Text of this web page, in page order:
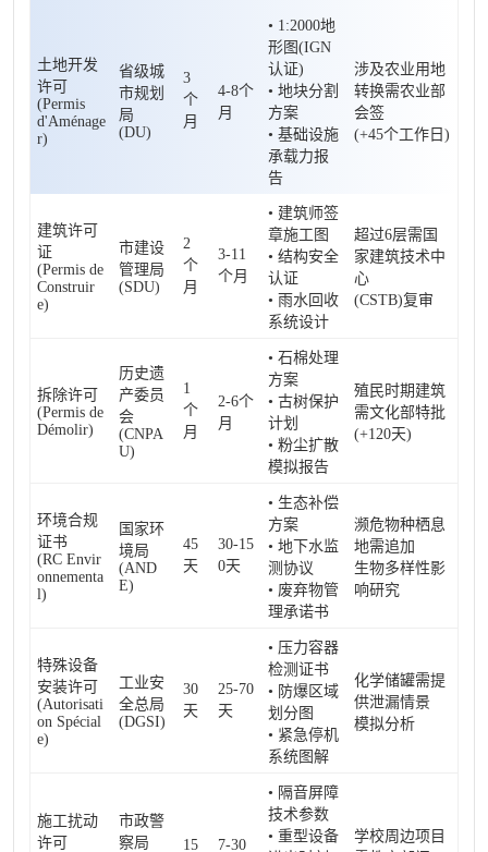
土地开发
许可
(Permis
d'Aménage
r)
省级城
市规划
局
(DU)
3
个
月
4-8个
月
• 1:2000地
形图(IGN
认证)
• 地块分割
方案
• 基础设施
承载力报
告
涉及农业用地
转换需农业部
会签
(+45个工作日)
建筑许可
证
(Permis de
Construir
e)
市建设
管理局
(SDU)
2
个
月
3-11
个月
• 建筑师签
章施工图
• 结构安全
认证
• 雨水回收
系统设计
超过6层需国
家建筑技术中
心
(CSTB)复审
拆除许可
(Permis de
Démolir)
历史遗
产委员
会
(CNPA
U)
1
个
月
2-6个
月
• 石棉处理
方案
• 古树保护
计划
• 粉尘扩散
模拟报告
殖民时期建筑
需文化部特批
(+120天)
环境合规
证书
(RC Envir
onnementa
l)
国家环
境局
(AND
E)
45
天
30-15
0天
• 生态补偿
方案
• 地下水监
测协议
• 废弃物管
理承诺书
濒危物种栖息
地需追加
生物多样性影
响研究
特殊设备
安装许可
(Autorisati
on Spécial
e)
工业安
全总局
(DGSI)
30
天
25-70
天
• 压力容器
检测证书
• 防爆区域
划分图
• 紧急停机
系统图解
化学储罐需提
供泄漏情景
模拟分析
施工扰动
许可
市政警
察局
15 7-30
• 隔音屏障
技术参数
• 重型设备
学校周边项目